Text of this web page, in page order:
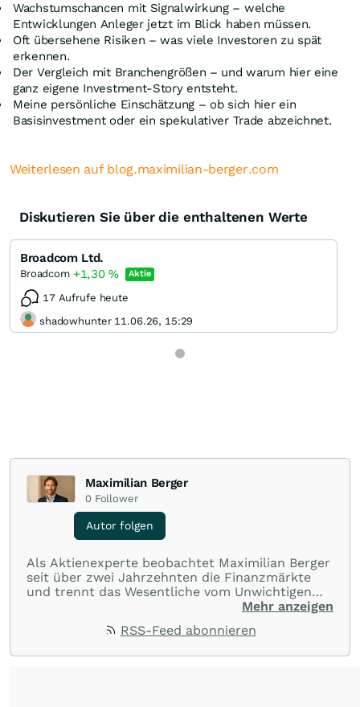
Wachstumschancen mit Signalwirkung – welche
Entwicklungen Anleger jetzt im Blick haben müssen.
Oft übersehene Risiken – was viele Investoren zu spät
erkennen.
Der Vergleich mit Branchengrößen – und warum hier eine
ganz eigene Investment-Story entsteht.
Meine persönliche Einschätzung – ob sich hier ein
Basisinvestment oder ein spekulativer Trade abzeichnet.
Weiterlesen auf blog.maximilian-berger.com
Diskutieren Sie über die enthaltenen Werte
Broadcom Ltd.
Broadcom +1,30% Aktie
17 Aufrufe heute
shadowhunter 11.06.26, 15:29
Maximilian Berger
0 Follower
Autor folgen
Als Aktienexperte beobachtet Maximilian Berger
seit über zwei Jahrzehnten die Finanzmärkte
und trennt das Wesentliche vom Unwichtigen
und liefert wöchentlich klare, unabhängige
und Renditen liefern.
Mehr anzeigen
RSS-Feed abonnieren